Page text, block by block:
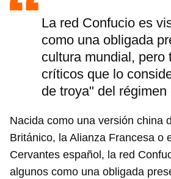
La red Confucio es
como una obligada
cultura mundial, pero
críticos que lo
de troya" del régimen
Nacida como una versión china
Británico, la Alianza Francesa o
Cervantes español, la red
algunos como una obligada